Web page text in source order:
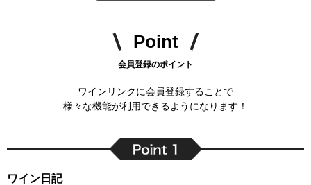
Point
会員登録のポイント
ワインリンクに会員登録することで
様々な機能が利用できるようになります！
ワイン日記